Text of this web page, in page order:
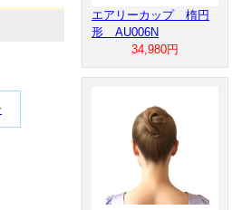
エアリーカップ 楕円
形 AU006N
34,980円